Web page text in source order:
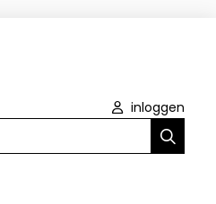
inloggen